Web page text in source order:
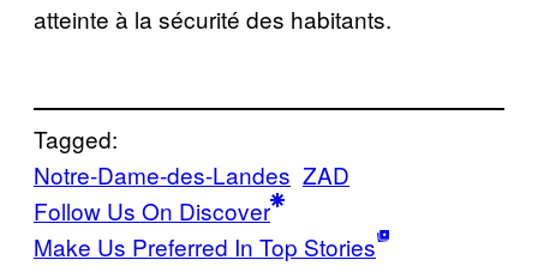
atteinte à la sécurité des habitants.
Tagged:
Notre-Dame-des-Landes ZAD
Follow Us On Discover
Make Us Preferred In Top Stories